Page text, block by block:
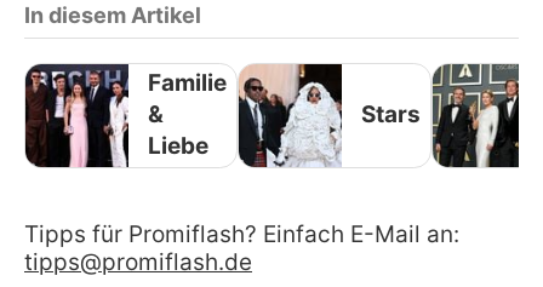
In diesem Artikel
Familie
&
Liebe
Stars
Tipps für Promiflash? Einfach E-Mail an:
tipps@promiflash.de